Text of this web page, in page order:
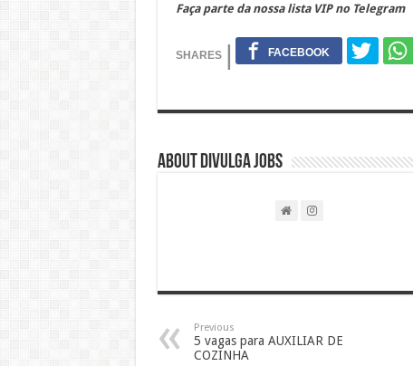
Faça parte da nossa lista VIP no Telegram
About DIVULGA JOBS
Previous
5 vagas para AUXILIAR DE
COZINHA